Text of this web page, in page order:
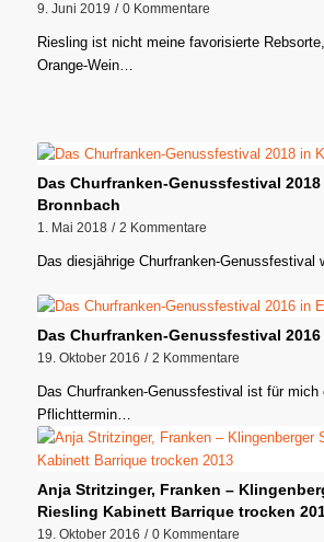
9. Juni 2019 / 0 Kommentare
Riesling ist nicht meine favorisierte
Orange-Wein…
Das Churfranken-Genussfestival
Bronnbach
1. Mai 2018 / 2 Kommentare
Das diesjährige Churfranken-
Das Churfranken-Genussfestival
19. Oktober 2016 / 2 Kommentare
Das Churfranken-Genussfestival ist für mich
Pflichttermin…
Anja Stritzinger, Franken –
Riesling Kabinett Barrique trocken
19. Oktober 2016 / 0 Kommentare